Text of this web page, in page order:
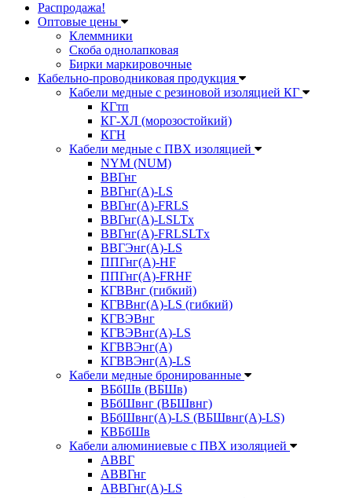
Распродажа!
Оптовые цены
Клеммники
Скоба однолапковая
Бирки маркировочные
Кабельно-проводниковая продукция
Кабели медные с резиновой изоляцией КГ
КГтп
КГ-ХЛ (морозостойкий)
КГН
Кабели медные с ПВХ изоляцией
NYM (NUM)
ВВГнг
ВВГнг(А)-LS
ВВГнг(А)-FRLS
ВВГнг(A)-LSLTx
ВВГнг(A)-FRLSLTx
ВВГЭнг(А)-LS
ППГнг(А)-HF
ППГнг(А)-FRHF
КГВВнг (гибкий)
КГВВнг(А)-LS (гибкий)
КГВЭВнг
КГВЭВнг(А)-LS
КГВВЭнг(А)
КГВВЭнг(А)-LS
Кабели медные бронированные
ВБбШв (ВБШв)
ВБбШвнг (ВБШвнг)
ВБбШвнг(А)-LS (ВБШвнг(А)-LS)
КВБбШв
Кабели алюминиевые с ПВХ изоляцией
АВВГ
АВВГнг
АВВГнг(А)-LS